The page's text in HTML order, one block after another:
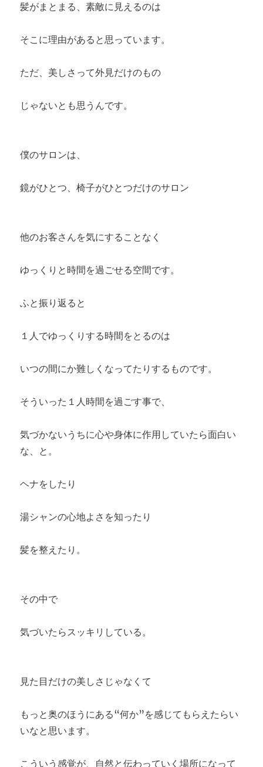
髪がまとまる、素敵に見えるのは
そこに理由があると思っています。
ただ、美しさって外見だけのもの
じゃないとも思うんです。
僕のサロンは、
鏡がひとつ、椅子がひとつだけのサロン
他のお客さんを気にすることなく
ゆっくりと時間を過ごせる空間です。
ふと振り返ると
１人でゆっくりする時間をとるのは
いつの間にか難しくなってたりするものです。
そういった１人時間を過ごす事で、
気づかないうちに心や身体に作用していたら面白い
な、と。
ヘナをしたり
湯シャンの心地よさを知ったり
髪を整えたり。
その中で
気づいたらスッキリしている。
見た目だけの美しさじゃなくて
もっと奥のほうにある“何か”を感じてもらえたらい
いなと思います。
こういう感覚が、自然と伝わっていく場所になって